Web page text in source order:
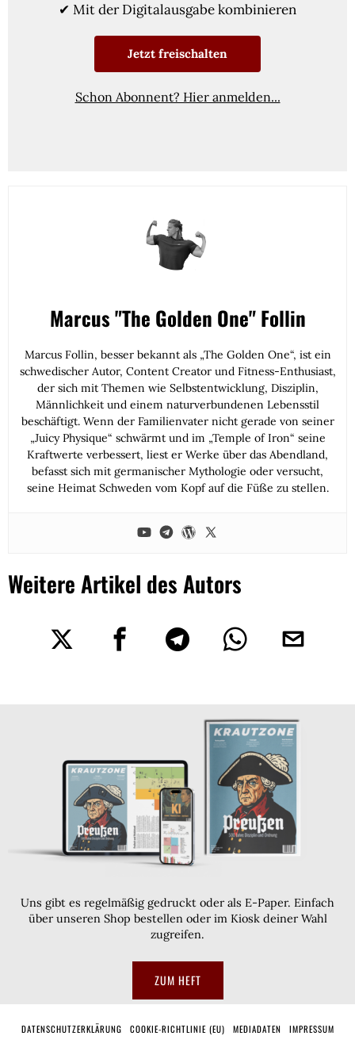
✔ Mit der Digitalausgabe kombinieren
Jetzt freischalten
Schon Abonnent? Hier anmelden...
Marcus "The Golden One" Follin
Marcus Follin, besser bekannt als „The Golden One“, ist ein
schwedischer Autor, Content Creator und Fitness-Enthusiast,
der sich mit Themen wie Selbstentwicklung, Disziplin,
Männlichkeit und einem naturverbundenen Lebensstil
beschäftigt. Wenn der Familienvater nicht gerade von seiner
„Juicy Physique“ schwärmt und im „Temple of Iron“ seine
Kraftwerte verbessert, liest er Werke über das Abendland,
befasst sich mit germanischer Mythologie oder versucht,
seine Heimat Schweden vom Kopf auf die Füße zu stellen.
Weitere Artikel des Autors
Uns gibt es regelmäßig gedruckt oder als E-Paper. Einfach
über unseren Shop bestellen oder im Kiosk deiner Wahl
zugreifen.
ZUM HEFT
DATENSCHUTZERKLÄRUNG COOKIE-RICHTLINIE (EU) MEDIADATEN IMPRESSUM